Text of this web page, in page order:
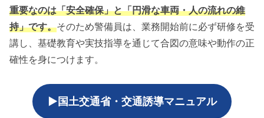
重要なのは「安全確保」と「円滑な車両・人の流れの維
持」です。そのため警備員は、業務開始前に必ず研修を受
講し、基礎教育や実技指導を通じて合図の意味や動作の正
確性を身につけます。
▶国土交通省・交通誘導マニュアル